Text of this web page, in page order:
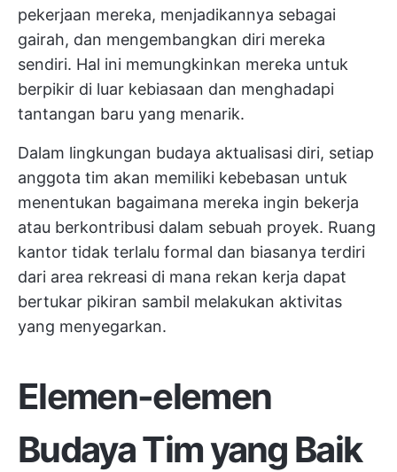
pekerjaan mereka, menjadikannya sebagai
gairah, dan mengembangkan diri mereka
sendiri. Hal ini memungkinkan mereka untuk
berpikir di luar kebiasaan dan menghadapi
tantangan baru yang menarik.
Dalam lingkungan budaya aktualisasi diri, setiap
anggota tim akan memiliki kebebasan untuk
menentukan bagaimana mereka ingin bekerja
atau berkontribusi dalam sebuah proyek. Ruang
kantor tidak terlalu formal dan biasanya terdiri
dari area rekreasi di mana rekan kerja dapat
bertukar pikiran sambil melakukan aktivitas
yang menyegarkan.
Elemen-elemen
Budaya Tim yang Baik